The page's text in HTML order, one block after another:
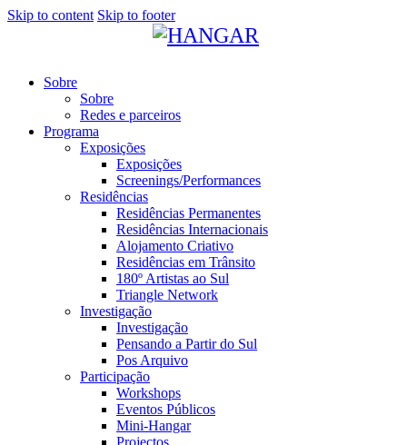
Skip to content Skip to footer
Sobre
Sobre
Redes e parceiros
Programa
Exposições
Exposições
Screenings/Performances
Residências
Residências Permanentes
Residências Internacionais
Alojamento Criativo
Residências em Trânsito
180º Artistas ao Sul
Triangle Network
Investigação
Investigação
Pensando a Partir do Sul
Pos Arquivo
Participação
Workshops
Eventos Públicos
Mini-Hangar
Projectos